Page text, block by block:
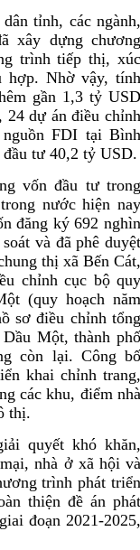
tỉnh, các
xây dựng
trình tiếp thị,
hợp. Nhờ vậy,
gần 1,3 tỷ
dự án điều
FDI tại
tư 40,2 tỷ USD.
vốn đầu tư
nước hiện
đăng ký 692
và đã phê
thị xã Bến
chỉnh cục bộ
(quy hoạch
sơ điều chỉnh
Một, thành
còn lại. Công
khai chỉnh
các khu, điểm
thị.
quyết khó
nhà ở xã hội
trình phát
thiện đề án
đoạn 2021-